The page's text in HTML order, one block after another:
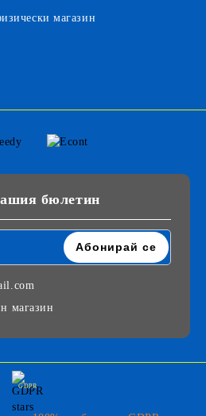
магазин
бюлетин
магазин
GDPR